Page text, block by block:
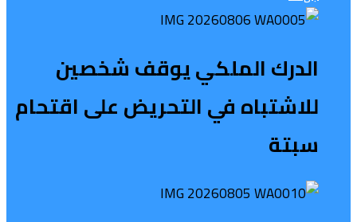
الدرك الملكي يوقف شخصين
للاشتباه في التحريض على اقتحام
سبتة